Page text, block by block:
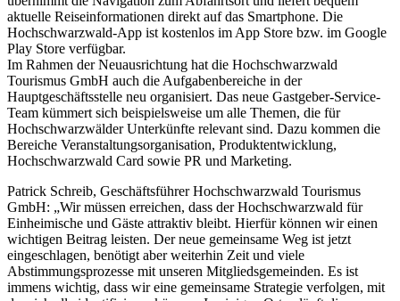
aktuelle Reiseinformationen direkt auf das Smartphone. Die
Hochschwarzwald-App ist kostenlos im App Store bzw. im Google
Play Store verfügbar.
Im Rahmen der Neuausrichtung hat die Hochschwarzwald
Tourismus GmbH auch die Aufgabenbereiche in der
Hauptgeschäftsstelle neu organisiert. Das neue Gastgeber-Service-
Team kümmert sich beispielsweise um alle Themen, die für
Hochschwarzwälder Unterkünfte relevant sind. Dazu kommen die
Bereiche Veranstaltungsorganisation, Produktentwicklung,
Hochschwarzwald Card sowie PR und Marketing.
Patrick Schreib, Geschäftsführer Hochschwarzwald Tourismus
GmbH: „Wir müssen erreichen, dass der Hochschwarzwald für
Einheimische und Gäste attraktiv bleibt. Hierfür können wir einen
wichtigen Beitrag leisten. Der neue gemeinsame Weg ist jetzt
eingeschlagen, benötigt aber weiterhin Zeit und viele
Abstimmungsprozesse mit unseren Mitgliedsgemeinden. Es ist
immens wichtig, dass wir eine gemeinsame Strategie verfolgen, mit